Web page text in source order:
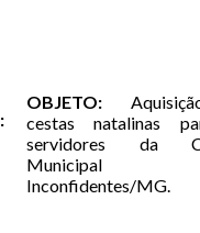
OBJETO:
cestas natalinas
servidores da
Municipal
Inconfidentes/MG.